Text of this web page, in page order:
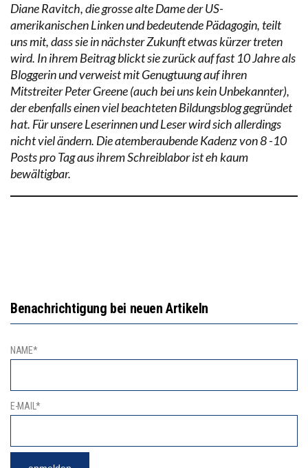
Diane Ravitch, die grosse alte Dame der US-
amerikanischen Linken und bedeutende Pädagogin, teilt
uns mit, dass sie in nächster Zukunft etwas kürzer treten
wird. In ihrem Beitrag blickt sie zurück auf fast 10 Jahre als
Bloggerin und verweist mit Genugtuung auf ihren
Mitstreiter Peter Greene (auch bei uns kein Unbekannter),
der ebenfalls einen viel beachteten Bildungsblog gegründet
hat. Für unsere Leserinnen und Leser wird sich allerdings
nicht viel ändern. Die atemberaubende Kadenz von 8 -10
Posts pro Tag aus ihrem Schreiblabor ist eh kaum
bewältigbar.
Benachrichtigung bei neuen Artikeln
NAME*
E-MAIL*